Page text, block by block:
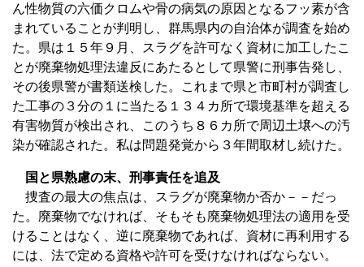
ん性物質の六価クロムや骨の病気の原因となるフッ素が含
まれていることが判明し、群馬県内の自治体が調査を始め
た。県は１５年９月、スラグを許可なく資材に加工したこ
とが廃棄物処理法違反にあたるとして県警に刑事告発し、
その後県警が書類送検した。これまで県と市町村が調査し
た工事の３分の１に当たる１３４カ所で環境基準を超える
有害物質が検出され、このうち８６カ所で周辺土壌への汚
染が確認された。私は問題発覚から３年間取材し続けた。
国と県熟慮の末、刑事責任を追及
捜査の最大の焦点は、スラグが廃棄物か否か－－だっ
た。廃棄物でなければ、そもそも廃棄物処理法の適用を受
けることはなく、逆に廃棄物であれば、資材に再利用する
には、法で定める資格や許可を受けなければならない。